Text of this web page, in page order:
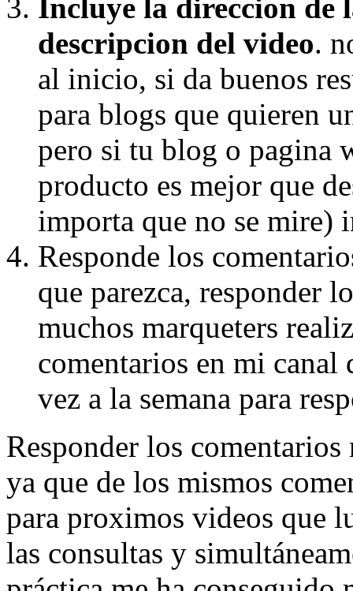
Incluye la direccion de
descripcion del video.
al inicio, si da buenos
para blogs que quieren
pero si tu blog o pagina
producto es mejor que
importa que no se mire)
Responde los
que parezca, responder
muchos marqueters
comentarios en mi canal
vez a la semana para
Responder los
ya que de los mismos
para proximos videos que
las consultas y